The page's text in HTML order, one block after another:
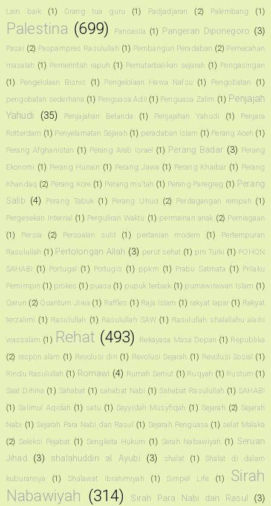
Lain baik
(1) Orang tua guru (1) Padjadjaran (2) Palembang (1)
Palestina (699) Pancasila (1) Pangeran Diponegoro (3)
Pasai (2) Paspampres Rasulullah (1) Pembangun Peradaban (2) Pemecahan
masalah (1) Pemerintah rapuh (1) Pemutarbalikan sejarah (1) Pengasingan
(1)
Pengelolaan Bisnis (1) Pengelolaan Hawa Nafsu (1) Pengobatan
(1)
pengobatan sederhana (1) Penguasa Adil (1) Penguasa Zalim (1) Penjajah
Yahudi
(35) Penjajahan Belanda (1) Penjajahan Yahudi (1)
Penjara
Rotterdam (1) Penyelamatan Sejarah (1) peradaban Islam (1) Perang Aceh (1)
Perang Afghanistan (1) Perang Arab Israel (1) Perang Badar (3) Perang
Ekonomi (1) Perang Hunain (1) Perang Jawa (1) Perang Khaibar (1) Perang
Khandaq (2) Perang Kore (1) Perang mu'tah (1) Perang Paregreg (1) Perang
Salib (4) Perang Tabuk (1) Perang Uhud (2) Perdagangan rempah (1)
Pergesekan Internal (1) Perguliran Waktu (1) permainan anak (2) Perniagaan
(1)
Persia (2) Persoalan sulit (1) pertanian modern (1)
Pertempuran
Rasulullah (1) Pertolongan Allah (3) perut sehat (1) pm Turki (1) POHON
SAHABI (1) Portugal (1) Portugis (1) ppkm (1) Prabu Satmata (1) Prilaku
Pemimpin (1) prokes (1) puasa (1) pupuk terbaik (1) purnawirawan Islam (1)
Qarun (2) Quantum Jiwa (1) Raffles (1) Raja Islam (1) rakyat lapar (1) Rakyat
terzalimi (1) Rasulullah (1) Rasulullah SAW (1) Rasulullah shalallahu alaihi
wassalam (1) Rehat (493) Rekayasa Masa Depan (1) Republika
(2) respon alam (1) Revolusi diri (1) Revolusi Sejarah (1) Revolusi Sosial (1)
Rindu Rasulullah (1) Romawi (4) Rumah Semut (1) Ruqyah (1) Rustum (1)
Saat Dihina (1) Sahabat (1) sahabat Nabi (1) Sahabat Rasulullah (1) SAHABI
(1) Salimul Aqidah (1) satu (1) Sayyidah Musyfiqah (1) Sejarah (2) Sejarah
Nabi (1) Sejarah Para Nabi dan Rasul (1) Sejarah Penguasa (1) selat Malaka
(2) Seleksi Pejabat (1) Sengketa Hukum (1) Serah Nabawiyah (1) Seruan
Jihad
(3) shalahuddin al Ayubi (3) shalat (1) Shalat di dalam
kuburannya (1) Shalawat Ibrahimiyah (1) Simpel Life (1)
Sirah
Nabawiyah (314) Sirah Para Nabi dan Rasul
(3)